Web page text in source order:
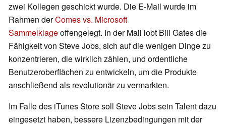
zwei Kollegen geschickt wurde. Die E-Mail wurde im
Rahmen derComes vs. Microsoft
Sammelklageoffengelegt. In der Mail lobt Bill Gates die
Fähigkeit von Steve Jobs, sich auf die wenigen Dinge zu
konzentrieren, die wirklich zählen, und ordentliche
Benutzeroberflächen zu entwickeln, um die Produkte
anschließend als revolutionär zu vermarkten.
Im Falle des iTunes Store soll Steve Jobs sein Talent dazu
eingesetzt haben, bessere Lizenzbedingungen mit der